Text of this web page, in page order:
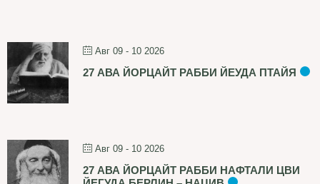
Авг 09 - 10 2026
27 АВА ЙОРЦАЙТ РАББИ ЙЕУДА ПТАЙЯ
Авг 09 - 10 2026
27 АВА ЙОРЦАЙТ РАББИ НАФТАЛИ ЦВИ